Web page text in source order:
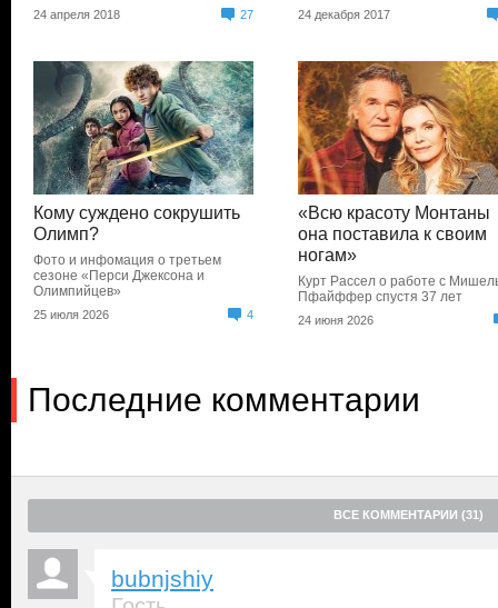
24 апреля 2018 27 24 декабря 2017
Кому суждено сокрушить
Олимп?
Фото и инфомация о третьем
сезоне «Перси Джексона и
Олимпийцев»
25 июля 2026 4
«Всю красоту Монтаны
она поставила к своим
ногам»
Курт Рассел о работе с
Пфайффер спустя 37 лет
24 июня 2026
Последние комментарии
ВСЕ КОММЕНТАРИИ (31)
bubnjshiy